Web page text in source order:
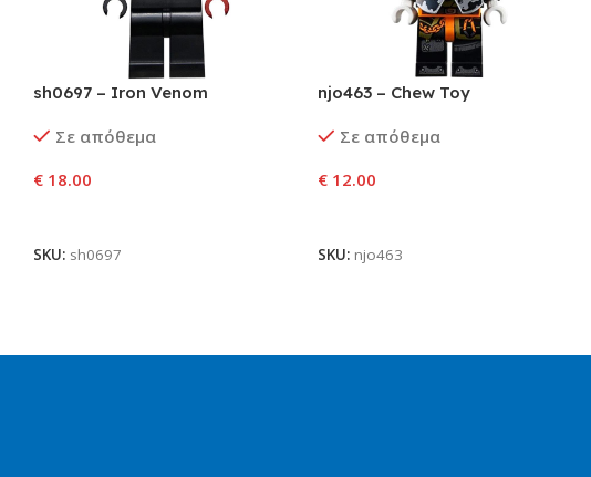
sh0697 – Iron Venom
Σε απόθεμα
€ 18.00
SKU: sh0697
njo463 – Chew Toy
Σε απόθεμα
€ 12.00
SKU: njo463